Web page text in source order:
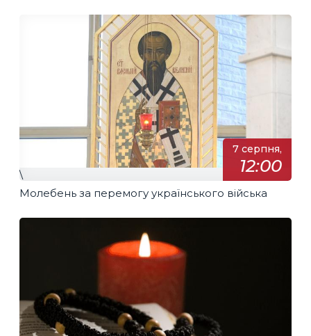
7 серпня,
12:00
\
Молебень за перемогу українського війська